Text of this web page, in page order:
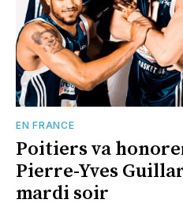
EN FRANCE
Poitiers va
Pierre-Yves
mardi soir